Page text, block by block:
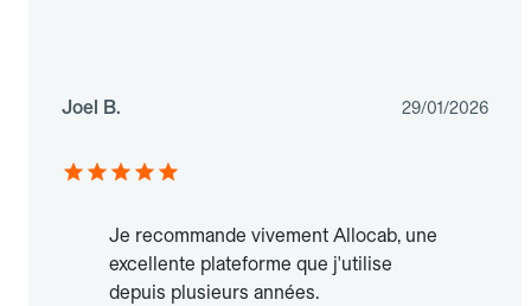
Joel B. 29/01/2026
Je recommande vivement Allocab, une
excellente plateforme que j'utilise
depuis plusieurs années.